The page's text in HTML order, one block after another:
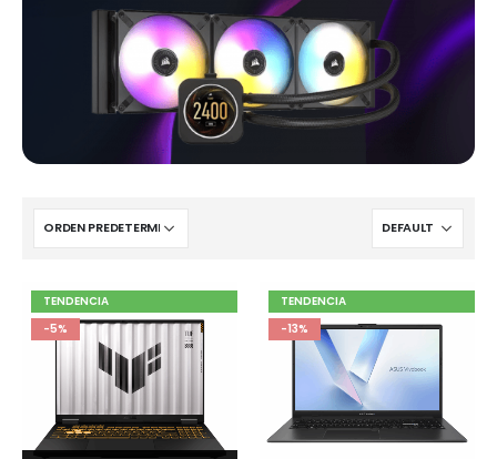
TENDENCIA
-5%
TENDENCIA
-13%